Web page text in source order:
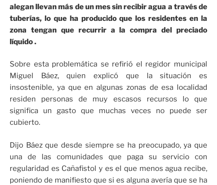
alegan llevan más de un mes sin recibir agua a través de
tuberías, lo que ha producido que los residentes en la
zona tengan que recurrir a la compra del preciado
líquido .
Sobre esta problemática se refirió el regidor municipal
Miguel Báez, quien explicó que la situación es
insostenible, ya que en algunas zonas de esa localidad
residen personas de muy escasos recursos lo que
significa un gasto que muchas veces no puede ser
cubierto.
Dijo Báez que desde siempre se ha preocupado, ya que
una de las comunidades que paga su servicio con
regularidad es Cañafistol y es el que menos agua recibe,
poniendo de manifiesto que si es alguna avería que se ha